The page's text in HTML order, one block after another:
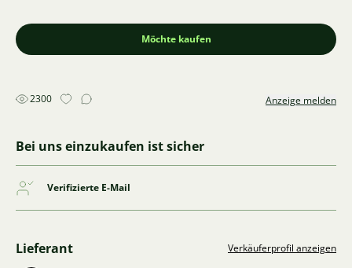
Möchte kaufen
2300 Anzeige melden
Bei uns einzukaufen ist sicher
Verifizierte E-Mail
Lieferant Verkäuferprofil anzeigen